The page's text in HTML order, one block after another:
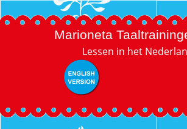
Marioneta
Lessen in het